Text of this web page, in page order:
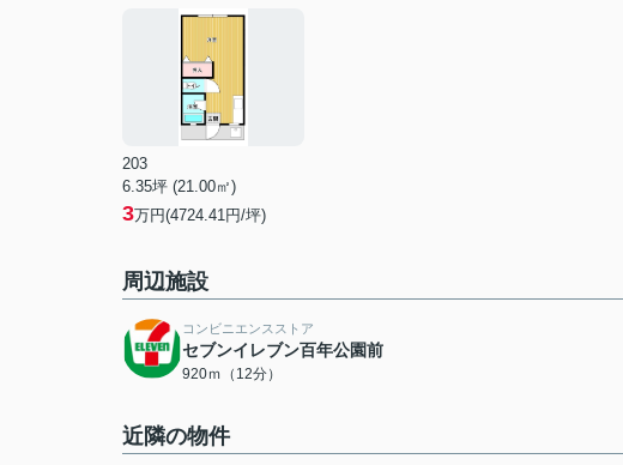
203
6.35坪 (21.00㎡)
3万円(4724.41円/坪)
周辺施設
コンビニエンスストア
セブンイレブン百年公園前
920ｍ（12分）
近隣の物件